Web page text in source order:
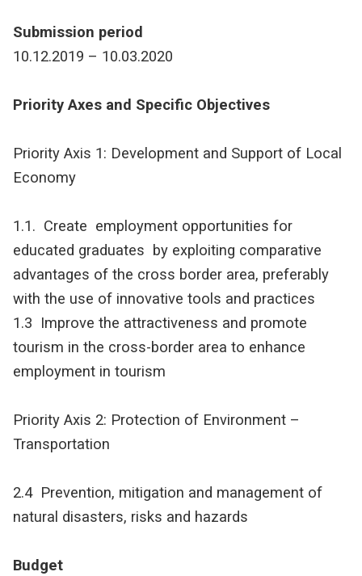
Submission period
10.12.2019 – 10.03.2020
Priority Axes and Specific Objectives
Priority Axis 1: Development and Support of Local
Economy
1.1. Create employment opportunities for
educated graduates by exploiting comparative
advantages of the cross border area, preferably
with the use of innovative tools and practices
1.3 Improve the attractiveness and promote
tourism in the cross-border area to enhance
employment in tourism
Priority Axis 2: Protection of Environment –
Transportation
2.4 Prevention, mitigation and management of
natural disasters, risks and hazards
Budget